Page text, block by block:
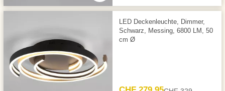
LED Deckenleuchte, Dimmer,
Schwarz, Messing, 6800 LM, 50
cm Ø